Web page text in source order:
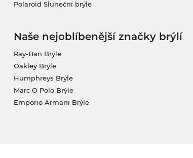
Polaroid Sluneční brýle
Naše nejoblíbenější značky brýlí
Ray-Ban Brýle
Oakley Brýle
Humphreys Brýle
Marc O Polo Brýle
Emporio Armani Brýle